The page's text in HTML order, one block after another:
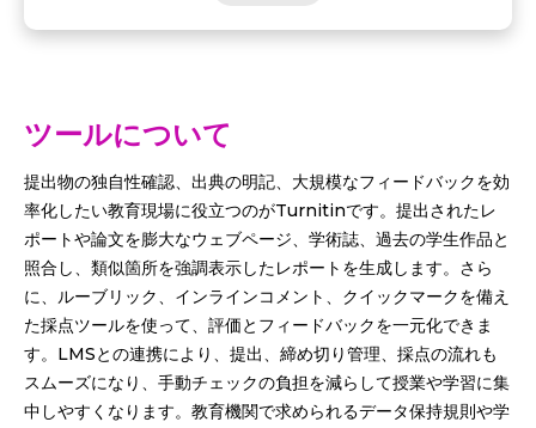
ツールについて
提出物の独自性確認、出典の明記、大規模なフィードバックを効
率化したい教育現場に役立つのがTurnitinです。提出されたレ
ポートや論文を膨大なウェブページ、学術誌、過去の学生作品と
照合し、類似箇所を強調表示したレポートを生成します。さら
に、ルーブリック、インラインコメント、クイックマークを備え
た採点ツールを使って、評価とフィードバックを一元化できま
す。LMSとの連携により、提出、締め切り管理、採点の流れも
スムーズになり、手動チェックの負担を減らして授業や学習に集
中しやすくなります。教育機関で求められるデータ保持規則や学